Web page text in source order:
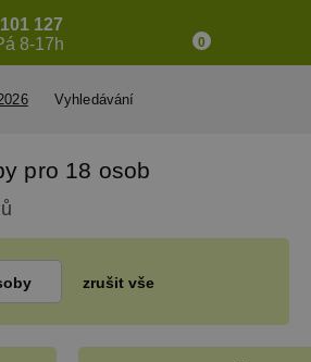
127
8-17h
0
Vyhledávání
pro 18 osob
zrušit vše